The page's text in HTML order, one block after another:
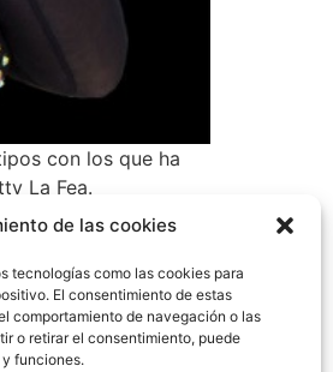
de las cookies
tecnologías como las cookies para
El consentimiento de estas
comportamiento de navegación o las
o retirar el consentimiento, puede
funciones.
con los que ha
La Fea.